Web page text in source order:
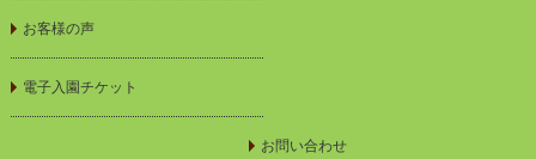
お客様の声
電子入園チケット
お問い合わせ